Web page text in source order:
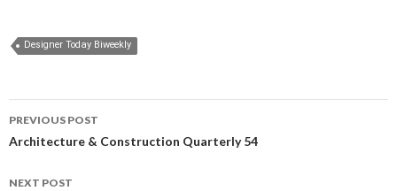
Designer Today Biweekly
Post
navigation
PREVIOUS POST
Architecture & Construction Quarterly 54
NEXT POST